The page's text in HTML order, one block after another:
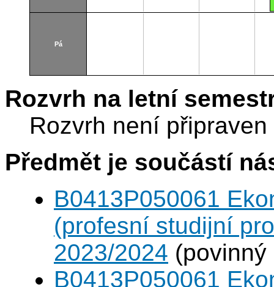
Pá
Rozvrh na letní
Rozvrh není připraven
Předmět je součástí
B0413P050061
(profesní studijní
2023/2024 (povinný
B0413P050061